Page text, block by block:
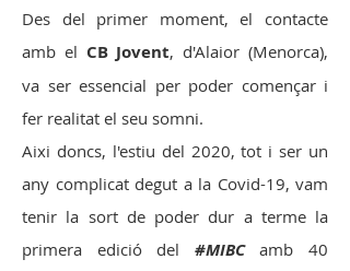
Des del primer moment, el contacte
amb el CB Jovent, d'Alaior (Menorca),
va ser essencial per poder començar i
fer realitat el seu somni.
Aixi doncs, l'estiu del 2020, tot i ser un
any complicat degut a la Covid-19, vam
tenir la sort de poder dur a terme la
primera edició del #MIBCamb 40